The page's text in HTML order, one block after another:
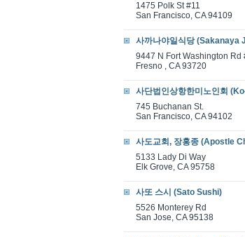
1475 Polk St #11
San Francisco, CA 94109
사까나야일식당
9447 N Fort Washington Rd
Fresno , CA 93720
사단법인상항한미노인회
745 Buchanan St.
San Francisco, CA 94102
사도교회, 장홍종 (Apostle
5133 Lady Di Way
Elk Grove, CA 95758
사또 스시 (Sato Sushi)
5526 Monterey Rd
San Jose, CA 95138